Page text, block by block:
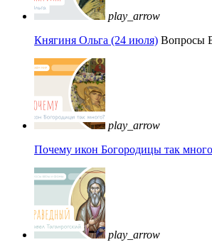
play_arrow
Княгиня Ольга (24 июля) Вопросы
play_arrow
Почему икон Богородицы так
play_arrow